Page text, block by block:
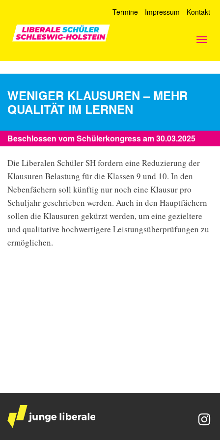
Termine Impressum Kontakt
WENIGER KLAUSUREN – MEHR
QUALITÄT IM LERNEN
Beschlossen vom Schülerkongress am 30.03.2025
Die Liberalen Schüler SH fordern eine Reduzierung der
Klausuren Belastung für die Klassen 9 und 10. In den
Nebenfächern soll künftig nur noch eine Klausur pro
Schuljahr geschrieben werden. Auch in den Hauptfächern
sollen die Klausuren gekürzt werden, um eine gezieltere
und qualitative hochwertigere Leistungsüberprüfungen zu
ermöglichen.